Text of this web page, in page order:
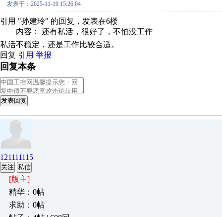
发表于：2025-11-19 15:26:04
引用 "孙建玲" 的回复，发表在6楼
内容： 还有私活，很好了，不怕没工作
私活不稳定，还是工作比较合适。
回复 引用 举报
回复本条
发表回复
121111115
关注 私信
[版主]
精华：0帖
求助：0帖